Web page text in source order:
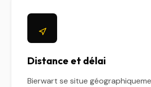
Distance et délai
Bierwart se situe